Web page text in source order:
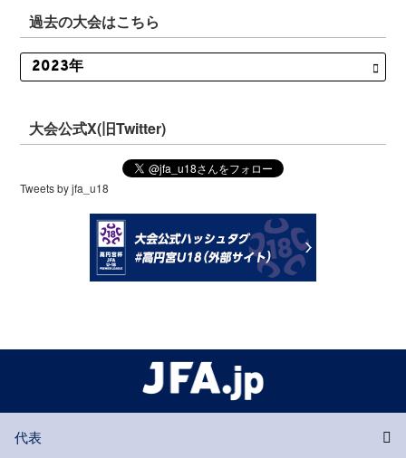
過去の大会はこちら
大会公式X(旧Twitter)
Tweets by jfa_u18
代表